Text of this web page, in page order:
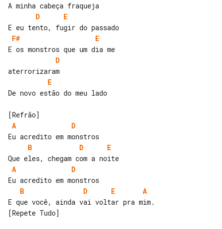
D
E
F#
E
D
E
De novo estão do meu lado
A
D
B
D
E
A
D
B
D E
A
E que você, ainda vai voltar pra mim.
[Repete Tudo]